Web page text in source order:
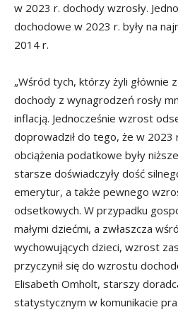
w 2023 r. dochody wzrosły.
dochodowe w 2023 r. były na
2014 r.
„Wśród tych, którzy żyli głównie
dochody z wynagrodzeń rosły
inflacją. Jednocześnie wzrost
doprowadził do tego, że w 2023
obciążenia podatkowe były
starsze doświadczyły dość
emerytur, a także pewnego
odsetkowych. W przypadku
małymi dziećmi, a zwłaszcza
wychowujących dzieci, wzrost
przyczynił się do wzrostu
Elisabeth Omholt, starszy
statystycznym w komunikacie